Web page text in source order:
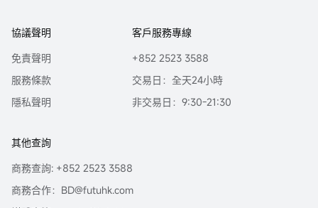
協議聲明
免責聲明
服務條款
隱私聲明
客戶服務專線
+852 2523 3588
交易日：全天24小時
非交易日：9:30-21:30
其他查詢
商務查詢: +852 2523 3588
商務合作：BD@futuhk.com